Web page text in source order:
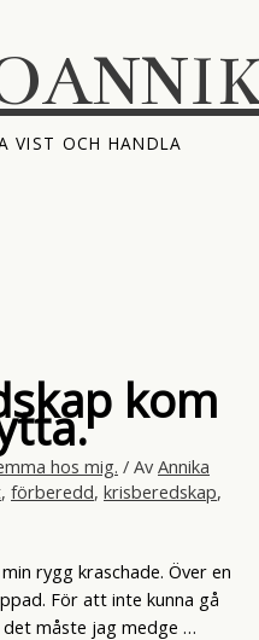
VIST OCH HANDLA
kom
hos mig. / Av Annika
, förberedd, krisberedskap,
rygg kraschade. Över en
För att inte kunna gå
måste jag medge …